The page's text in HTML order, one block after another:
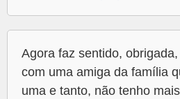
Agora faz sentido,
com uma amiga da família
uma e tanto, não tenho